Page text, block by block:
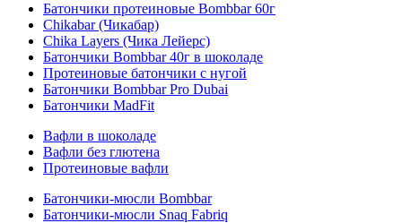
Батончики протеиновые Bombbar 60г
Chikabar (Чикабар)
Chika Layers (Чика Лейерс)
Батончики Bombbar 40г в шоколаде
Протеиновые батончики с нугой
Батончики Bombbar Pro Dubai
Батончики MadFit
Вафли в шоколаде
Вафли без глютена
Протеиновые вафли
Батончики-мюсли Bombbar
Батончики-мюсли Snaq Fabriq